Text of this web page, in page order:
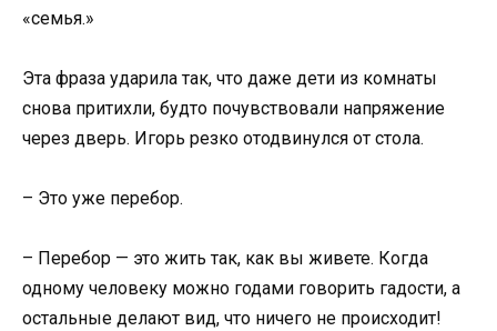
«семья.»
Эта фраза ударила так, что даже дети из комнаты
снова притихли, будто почувствовали напряжение
через дверь. Игорь резко отодвинулся от стола.
– Это уже перебор.
– Перебор — это жить так, как вы живете. Когда
одному человеку можно годами говорить гадости, а
остальные делают вид, что ничего не происходит!